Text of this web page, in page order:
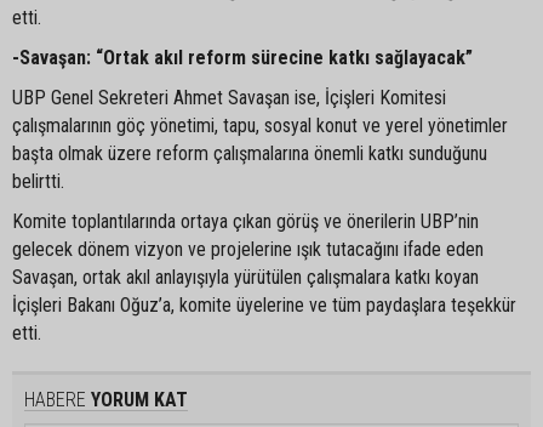
etti.
-Savaşan: “Ortak akıl reform sürecine katkı sağlayacak”
UBP Genel Sekreteri Ahmet Savaşan ise, İçişleri Komitesi
çalışmalarının göç yönetimi, tapu, sosyal konut ve yerel yönetimler
başta olmak üzere reform çalışmalarına önemli katkı sunduğunu
belirtti.
Komite toplantılarında ortaya çıkan görüş ve önerilerin UBP’nin
gelecek dönem vizyon ve projelerine ışık tutacağını ifade eden
Savaşan, ortak akıl anlayışıyla yürütülen çalışmalara katkı koyan
İçişleri Bakanı Oğuz’a, komite üyelerine ve tüm paydaşlara teşekkür
etti.
HABERE YORUM KAT